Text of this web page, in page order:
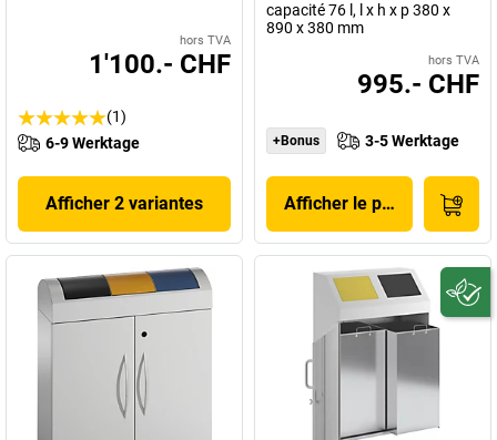
hors TVA
1'100.- CHF
(1)
6-9 Werktage
Afficher 2 variantes
capacité 76 l, l x h x p 380 x
890 x 380 mm
hors TVA
995.- CHF
+Bonus 3-5 Werktage
Afficher le produit